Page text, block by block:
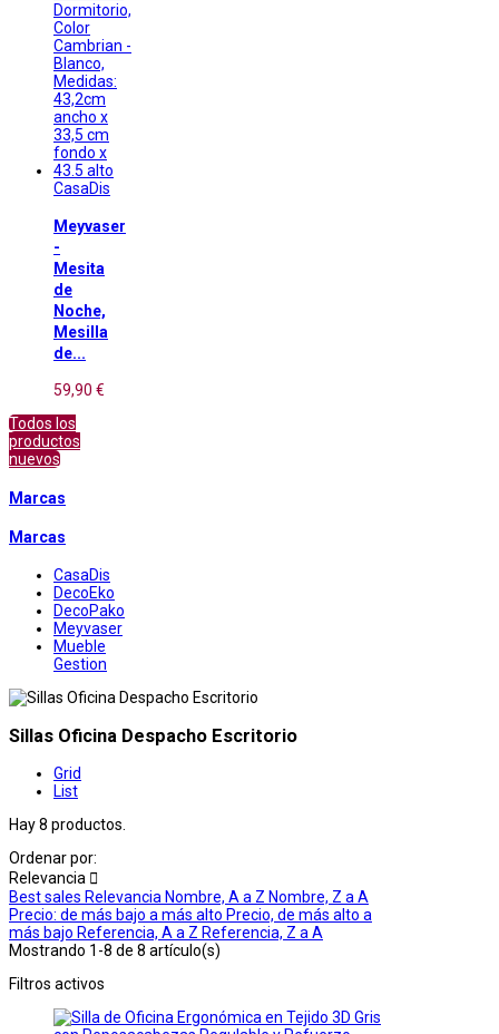
CasaDis
Meyvaser
-
Mesita
de
Noche,
Mesilla
de...
59,90 €
Todos los
productos
nuevos
Marcas
Marcas
CasaDis
DecoEko
DecoPako
Meyvaser
Mueble
Gestion
Sillas Oficina Despacho Escritorio
Grid
List
Hay 8 productos.
Ordenar por:
Relevancia 
Best sales Relevancia Nombre, A a Z Nombre, Z a A
Precio: de más bajo a más alto Precio, de más alto a
más bajo Referencia, A a Z Referencia, Z a A
Mostrando 1-8 de 8 artículo(s)
Filtros activos